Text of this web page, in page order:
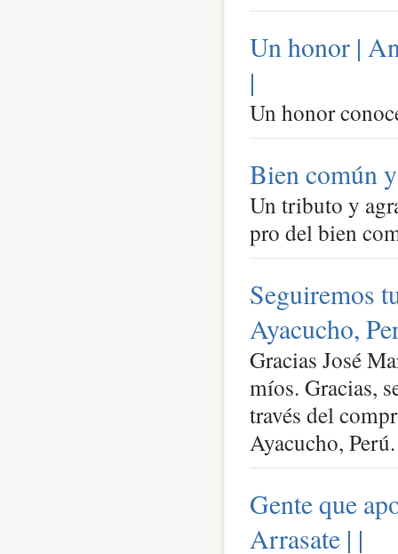
Un honor |
|
Un honor
Bien común
Un tributo y
pro del bien
Seguiremos
Ayacucho,
Gracias José
míos. Gracias,
través del
Ayacucho,
Gente que
Arrasate | |